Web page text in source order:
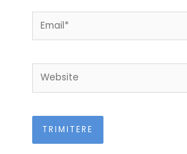
Email*
Website